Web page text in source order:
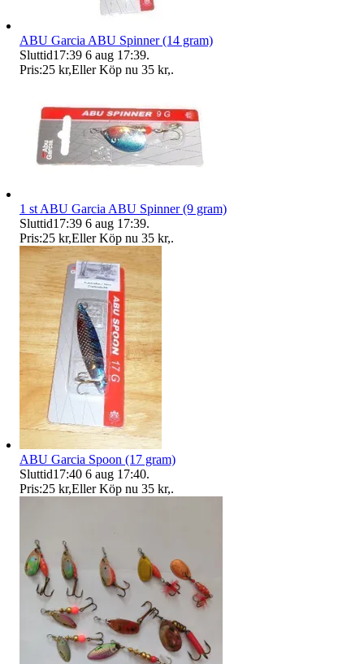
ABU Garcia ABU Spinner (14 gram)
Sluttid17:39 6 aug 17:39.
Pris:25 kr,Eller Köp nu 35 kr,.
1 st ABU Garcia ABU Spinner (9 gram)
Sluttid17:39 6 aug 17:39.
Pris:25 kr,Eller Köp nu 35 kr,.
ABU Garcia Spoon (17 gram)
Sluttid17:40 6 aug 17:40.
Pris:25 kr,Eller Köp nu 35 kr,.